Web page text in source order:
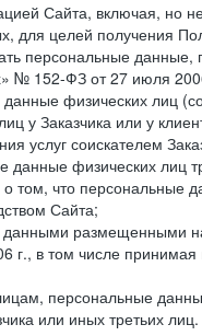
Сайта, включая, но
для целей получения
персональные
№ 152-ФЗ от 27 июля
физических лиц
у Заказчика или у
услуг соискателем
данные физических лиц
что персональные
Сайта;
размещенными
в том числе принимая
персональные
или иных третьих лиц.